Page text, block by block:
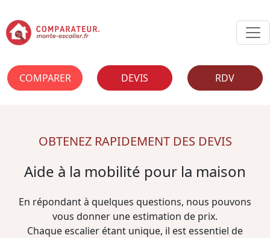
COMPARER DEVIS RDV
OBTENEZ RAPIDEMENT DES DEVIS
Aide à la mobilité pour la maison
En répondant à quelques questions, nous pouvons
vous donner une estimation de prix.
Chaque escalier étant unique, il est essentiel de